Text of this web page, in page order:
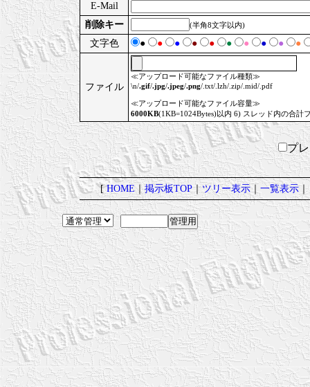
E-Mail
削除キー
(半角8文字以内)
文字色 ● ● ● ● ● ● ● ● ● ●
ファイル
≪アップロード可能なファイル種類≫
\n/.gif/.jpg/.jpeg/.png/.txt/.lzh/.zip/.mid/.pdf
≪アップロード可能なファイル容量≫
6000KB(1KB=1024Bytes)以内 6) スレッド内の合計
プ
[HOME｜掲示板TOP｜ツリー表示｜ 一覧表示｜